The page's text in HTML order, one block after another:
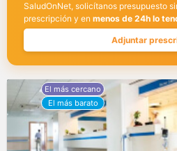
SaludOnNet, solicítanos presupuesto
prescripción y en menos de 24h lo
Adjuntar